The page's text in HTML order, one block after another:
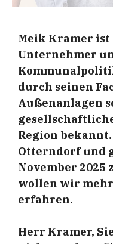
Meik Kramer
Unternehmer
durch seinen
Außenanlagen
Region
Otterndorf und
November 2025
wollen wir
erfahren.
Herr Kramer,